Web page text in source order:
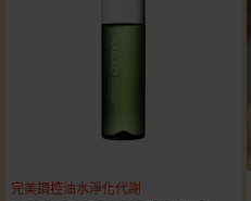
完美調控油水淨化代謝